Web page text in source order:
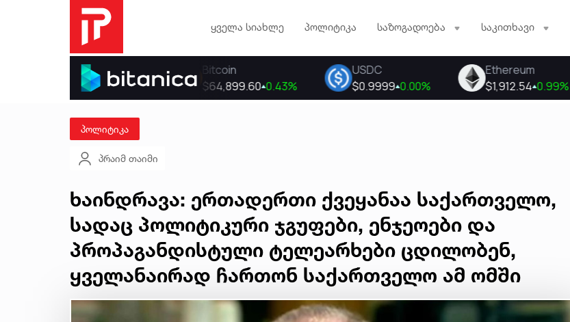
ყველა სიახლე პოლიტიკა საზოგადოება საკითხავი
პოლიტიკა
პრაიმ თაიმი
ხაინდრავა: ერთადერთი ქვეყანაა საქართველო,
სადაც პოლიტიკური ჯგუფები, ენჯეოები და
პროპაგანდისტული ტელეარხები ცდილობენ,
ყველანაირად ჩართონ საქართველო ამ ომში